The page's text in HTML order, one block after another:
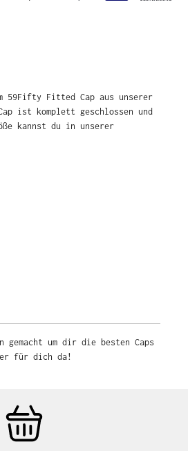
Fitted Cap aus unserer
ist komplett geschlossen und hat
du in unserer Größentabelle
die besten Caps anzubieten. Du